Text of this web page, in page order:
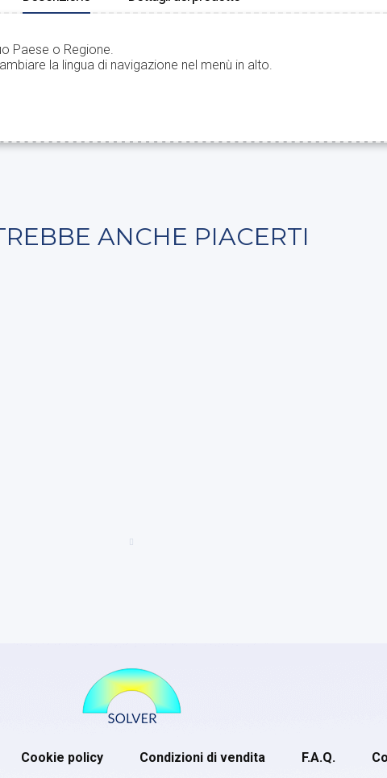
Paese o Regione.
la lingua di navigazione nel menù in alto.
ANCHE PIACERTI
Cookie policy Condizioni di vendita F.A.Q.